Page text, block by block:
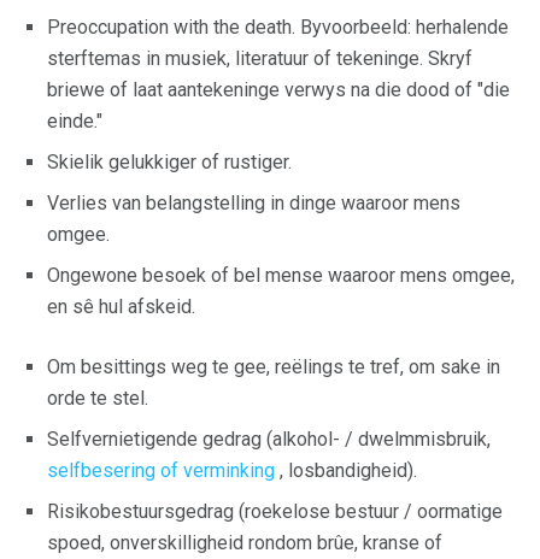
Preoccupation with the death. Byvoorbeeld: herhalende
sterftemas in musiek, literatuur of tekeninge. Skryf
briewe of laat aantekeninge verwys na die dood of "die
einde."
Skielik gelukkiger of rustiger.
Verlies van belangstelling in dinge waaroor mens
omgee.
Ongewone besoek of bel mense waaroor mens omgee,
en sê hul afskeid.
Om besittings weg te gee, reëlings te tref, om sake in
orde te stel.
Selfvernietigende gedrag (alkohol- / dwelmmisbruik,
selfbesering of verminking , losbandigheid).
Risikobestuursgedrag (roekelose bestuur / oormatige
spoed, onverskilligheid rondom brûe, kranse of